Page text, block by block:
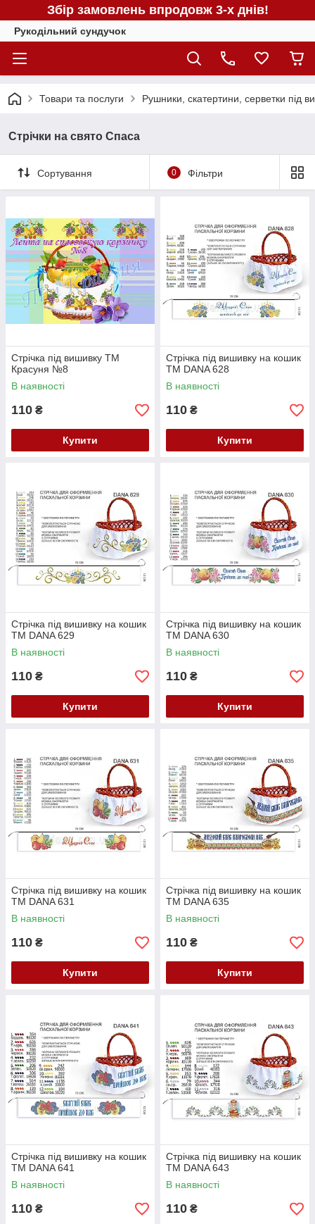
Збір замовлень впродовж 3-х днів!
Рукодільний сундучок
Товари та послуги Рушники, скатертини, серветки під
Стрічки на свято Спаса
Сортування 0 Фільтри
Стрічка під вишивку ТМ
Красуня №8
В наявності
110 ₴
Купити
Стрічка під вишивку на кошик
ТМ DANA 628
В наявності
110 ₴
Купити
Стрічка під вишивку на кошик
ТМ DANA 629
В наявності
110 ₴
Купити
Стрічка під вишивку на кошик
ТМ DANA 630
В наявності
110 ₴
Купити
Стрічка під вишивку на кошик
ТМ DANA 631
В наявності
110 ₴
Купити
Стрічка під вишивку на кошик
ТМ DANA 635
В наявності
110 ₴
Купити
Стрічка під вишивку на кошик
ТМ DANA 641
В наявності
110 ₴
Стрічка під вишивку на кошик
ТМ DANA 643
В наявності
110 ₴